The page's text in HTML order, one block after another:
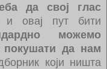
да свој глас
овај пут бити
можемо
покушати да нам
који ништа